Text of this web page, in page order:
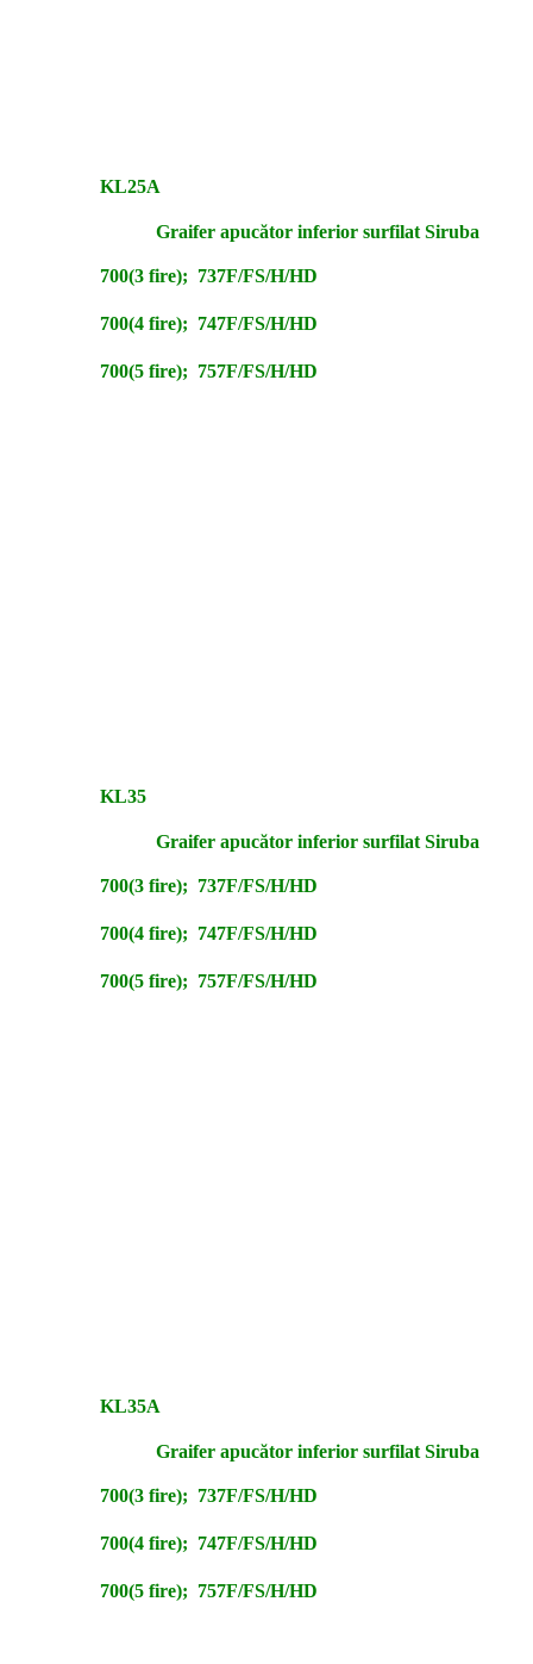
KL25A
Graifer apucător inferior surfilat Siruba
700(3 fire); 737F/FS/H/HD
700(4 fire); 747F/FS/H/HD
700(5 fire); 757F/FS/H/HD
KL35
Graifer apucător inferior surfilat Siruba
700(3 fire); 737F/FS/H/HD
700(4 fire); 747F/FS/H/HD
700(5 fire); 757F/FS/H/HD
KL35A
Graifer apucător inferior surfilat Siruba
700(3 fire); 737F/FS/H/HD
700(4 fire); 747F/FS/H/HD
700(5 fire); 757F/FS/H/HD